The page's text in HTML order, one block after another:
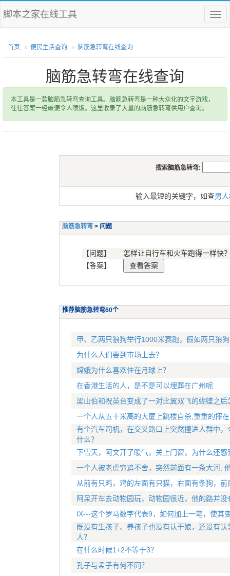
菜
单
脚本之家在线工具
首页 便民生活查询 脑筋急转弯在线查询
脑筋急转弯在线查询
本工具是一款脑筋急转弯查询工具。脑筋急转弯是一种大众化的文字游戏，
往往答案一经破便令人喷饭。这里收录了大量的脑筋急转弯供用户查询。
搜索脑筋急转弯:
输入最短的关键字，如查男人
脑筋急转弯 > 问题
【问题】
怎样让自行车和火车跑得一样快
【答案】
推荐脑筋急转弯60个
甲、乙两只狼狗举行1000米赛跑，假如两只狼
为什么人们要到市场上去？
嫦娥为什么喜欢住在月球上？
在香港生活的人，是不是可以埋葬在广州呢
梁山伯和祝英台变成了一对比翼双飞的蝴蝶之后
一个人从五十米高的大厦上跳楼自杀,重重的摔
有个汽车司机，在交叉路口上突然撞进人群中
什么？
下雪天，阿文开了暖气，关上门窗，为什么还感
一个人被老虎穷追不舍，突然前面有一条大河,
从前有只鸡，鸡的左面有只猫，右面有条狗，
阿呆开车去动物园玩，动物园很近，他的路并
IX---这个罗马数字代表9，如何加上一笔，使其
既没有生孩子、养孩子也没有认干娘，还没有
人？
在什么时候1+2不等于3？
孔子与孟子有何不同？